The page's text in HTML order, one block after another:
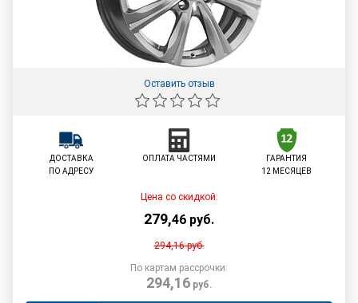
Оставить отзыв
ДОСТАВКА
ПО АДРЕСУ
ОПЛАТА ЧАСТЯМИ
ГАРАНТИЯ
12 МЕСЯЦЕВ
Цена со скидкой:
279,46 руб.
294,16руб.
По картам рассрочки:
294,16руб.